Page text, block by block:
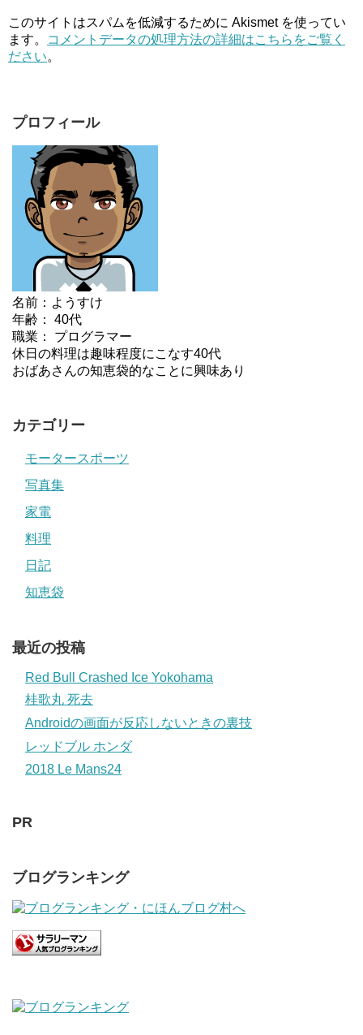
このサイトはスパムを低減するために Akismet を使ってい
ます。
コメントデータの処理方法の詳細はこちらをご覧く
ださい。
プロフィール
名前：ようすけ
年齢： 40代
職業： プログラマー
休日の料理は趣味程度にこなす40代
おばあさんの知恵袋的なことに興味あり
カテゴリー
モータースポーツ
写真集
家電
料理
日記
知恵袋
最近の投稿
Red Bull Crashed Ice Yokohama
桂歌丸 死去
Androidの画面が反応しないときの裏技
レッドブル ホンダ
2018 Le Mans24
PR
ブログランキング